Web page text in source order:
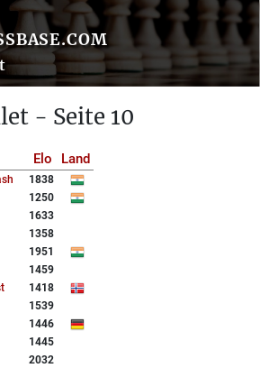
- Seite 10
Elo Land
1838
1250
1633
1358
1951
1459
1418
1539
1446
1445
2032